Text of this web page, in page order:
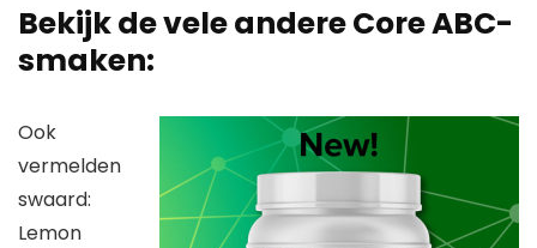
Bekijk de vele andere Core ABC-
smaken:
Ook
vermelden
swaard:
Lemon